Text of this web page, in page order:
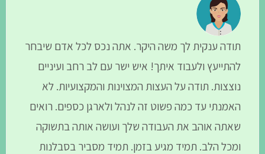
תודה ענקית לך משה היקר. אתה נכס לכל אדם שיבחר
להתייעץ ולעבוד איתך! איש ישר עם לב רחב ועיניים
נוצצות. תודה על העצות המצוינות והמקצועיות. לא
האמנתי עד כמה פשוט זה לנהל ולארגן כספים. רואים
שאתה אוהב את העבודה שלך ועושה אותה בתשוקה
ומכל הלב. תמיד מגיע בזמן. תמיד מסביר בסבלנות